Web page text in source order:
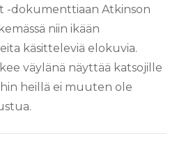
-dokumenttiaan Atkinson
niin ikään
käsitteleviä elokuvia.
väylänä näyttää katsojille
heillä ei muuten ole